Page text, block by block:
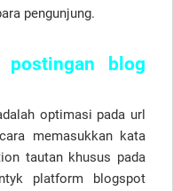
pengunjung.
postingan blog
optimasi pada url
memasukkan kata
tautan khusus pada
platform blogspot